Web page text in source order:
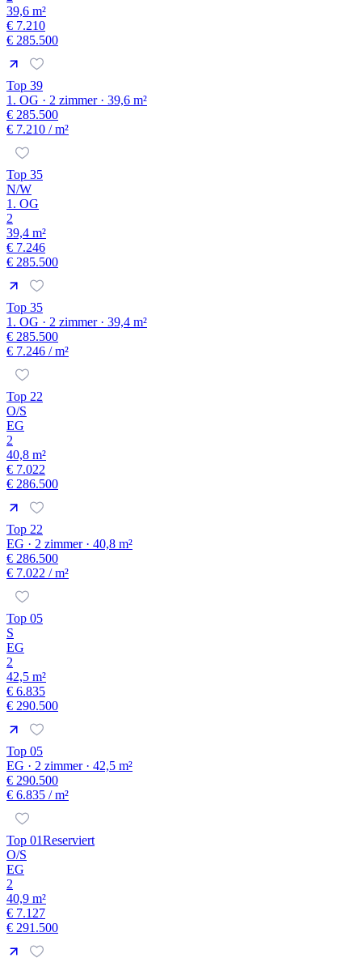
39,6 m²
€ 7.210
€ 285.500
Top 39
1. OG · 2 zimmer · 39,6 m²
€ 285.500
€ 7.210 / m²
Top 35
N/W
1. OG
2
39,4 m²
€ 7.246
€ 285.500
Top 35
1. OG · 2 zimmer · 39,4 m²
€ 285.500
€ 7.246 / m²
Top 22
O/S
EG
2
40,8 m²
€ 7.022
€ 286.500
Top 22
EG · 2 zimmer · 40,8 m²
€ 286.500
€ 7.022 / m²
Top 05
S
EG
2
42,5 m²
€ 6.835
€ 290.500
Top 05
EG · 2 zimmer · 42,5 m²
€ 290.500
€ 6.835 / m²
Top 01Reserviert
O/S
EG
2
40,9 m²
€ 7.127
€ 291.500